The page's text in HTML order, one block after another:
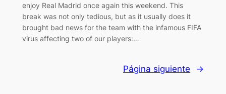
enjoy Real Madrid once again this weekend. This
break was not only tedious, but as it usually does it
brought bad news for the team with the infamous FIFA
virus affecting two of our players:…
Página siguiente →